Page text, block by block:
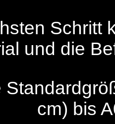
Schritt
und die
cm) bis